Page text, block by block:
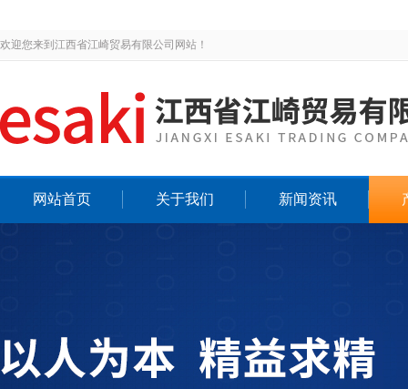
欢迎您来到江西省江崎贸易有限公司网站！
网站首页 关于我们 新闻资讯